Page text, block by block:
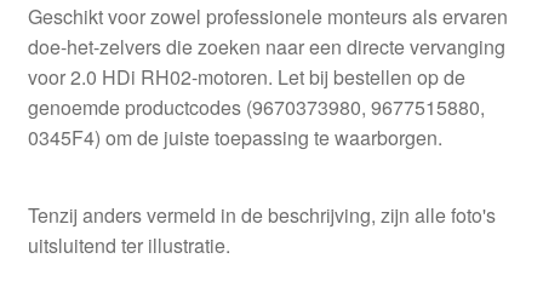
Geschikt voor zowel professionele monteurs als ervaren
doe-het-zelvers die zoeken naar een directe vervanging
voor 2.0 HDi RH02-motoren. Let bij bestellen op de
genoemde productcodes (9670373980, 9677515880,
0345F4) om de juiste toepassing te waarborgen.
Tenzij anders vermeld in de beschrijving, zijn alle foto's
uitsluitend ter illustratie.